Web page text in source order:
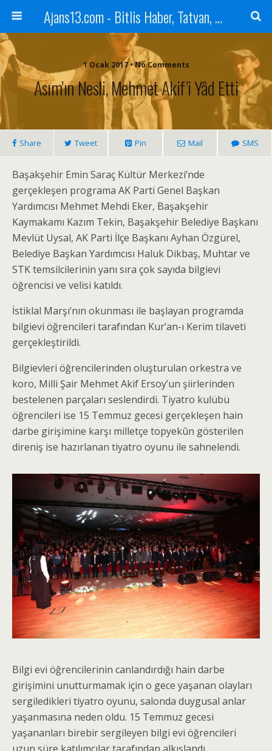
Ajans13.com - Bitlis Haber, Tatvan, Ahlat, Adilcevaz, Mutki, Hizan, Güroymak, Gazete, Ajans, 13, Haber
1 Ocak 2017 • No Comments
Asım’ın Nesli, Mehmet Akif’i Yâd Etti
Share Tweet Pin Mail SMS
Başakşehir Emin Saraç Kültür Merkezi’nde
gerçekleşen programa AK Parti Genel Başkan
Yardımcısı Mehmet Mehdi Eker, Başakşehir
Kaymakamı Kazım Tekin, Başakşehir Belediye Başkanı
Mevlüt Uysal, AK Parti İlçe Başkanı Ayhan Özgürel,
Belediye Başkan Yardımcısı Haluk Dikbaş, Muhtar ve
STK temsilcilerinin yanı sıra çok sayıda bilgievi
öğrencisi ve velisi katıldı.
İstiklal Marşı’nın okunması ile başlayan programda
bilgievi öğrencileri tarafından Kur’an-ı Kerim tilaveti
gerçekleştirildi.
Bilgievleri öğrencilerinden oluşturulan orkestra ve
koro, Milli Şair Mehmet Akif Ersoy’un şiirlerinden
bestelenen parçaları seslendirdi. Tiyatro kulübü
öğrencileri ise 15 Temmuz gecesi gerçekleşen hain
darbe girişimine karşı milletçe topyekûn gösterilen
direniş ise hazırlanan tiyatro oyunu ile sahnelendi.
Bilgi evi öğrencilerinin canlandırdığı hain darbe
girişimini unutturmamak için o gece yaşanan olayları
sergiledikleri tiyatro oyunu, salonda duygusal anlar
yaşanmasına neden oldu. 15 Temmuz gecesi
yaşananları birebir sergileyen bilgi evi öğrencileri